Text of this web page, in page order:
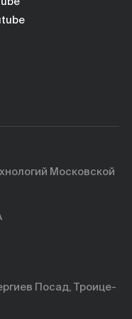
Московской
Посад, Троице-